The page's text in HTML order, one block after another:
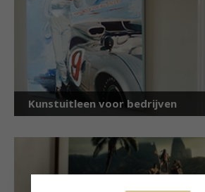
Kunstuitleen voor bedrijven